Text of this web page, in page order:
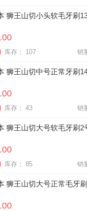
狮王山切小头软毛牙刷
库存： 107 销
狮王山切中号正常牙刷
库存： 43 销
狮王山切大号软毛牙刷2
库存： 85 销
狮王山切大号正常毛牙